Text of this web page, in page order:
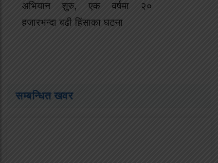
अभियान शुरु, एक वर्षमा २०
हजारभन्दा बढी हिंसाका घटना
सम्बन्धित खवर